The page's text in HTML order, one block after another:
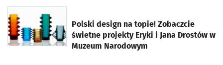
Polski design na topie! Zobaczcie
świetne projekty Eryki i Jana Drostów w
Muzeum Narodowym
otworzy się w nowej karcie